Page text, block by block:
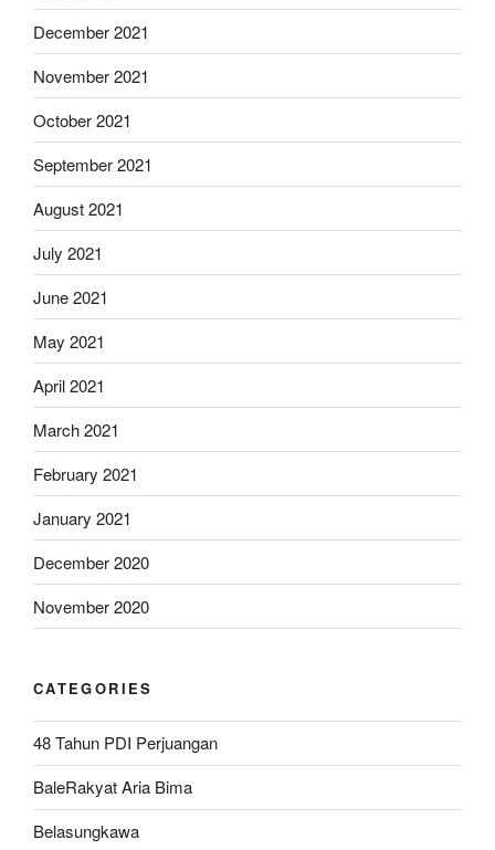
December 2021
November 2021
October 2021
September 2021
August 2021
July 2021
June 2021
May 2021
April 2021
March 2021
February 2021
January 2021
December 2020
November 2020
CATEGORIES
48 Tahun PDI Perjuangan
BaleRakyat Aria Bima
Belasungkawa